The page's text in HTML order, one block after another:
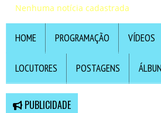
Nenhuma notícia cadastrada
HOME PROGRAMAÇÃO VÍDEOS
LOCUTORES POSTAGENS
PUBLICIDADE